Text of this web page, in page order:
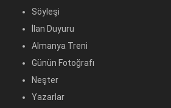
Söyleşi
İlan Duyuru
Almanya Treni
Günün Fotoğrafı
Neşter
Yazarlar